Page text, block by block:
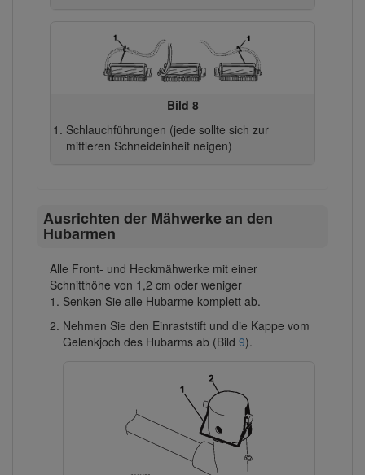
Bild 8
Schlauchführungen (jede sollte sich zur
mittleren Schneideinheit neigen)
Ausrichten der Mähwerke an den
Hubarmen
Alle Front- und Heckmähwerke mit einer
Schnitthöhe von 1,2 cm oder weniger
Senken Sie alle Hubarme komplett ab.
Nehmen Sie den Einraststift und die Kappe vom
Gelenkjoch des Hubarms ab (Bild9).